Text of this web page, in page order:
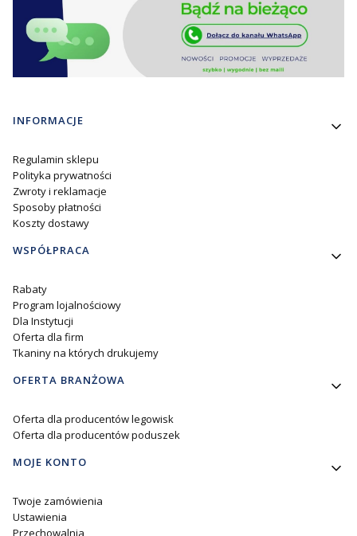
Linki w stopce
INFORMACJE
Regulamin sklepu
Polityka prywatności
Zwroty i reklamacje
Sposoby płatności
Koszty dostawy
WSPÓŁPRACA
Rabaty
Program lojalnościowy
Dla Instytucji
Oferta dla firm
Tkaniny na których drukujemy
OFERTA BRANŻOWA
Oferta dla producentów legowisk
Oferta dla producentów poduszek
MOJE KONTO
Twoje zamówienia
Ustawienia
Przechowalnia